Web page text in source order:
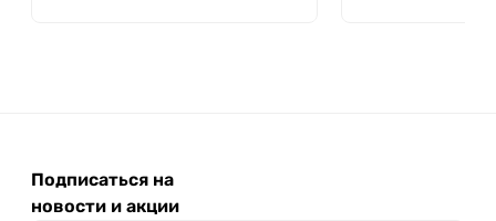
Подписаться на
новости и акции